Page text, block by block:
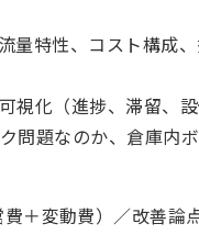
量特性、コスト構成
化（進捗、滞留、設
問題なのか、倉庫内
＋変動費）／改善論